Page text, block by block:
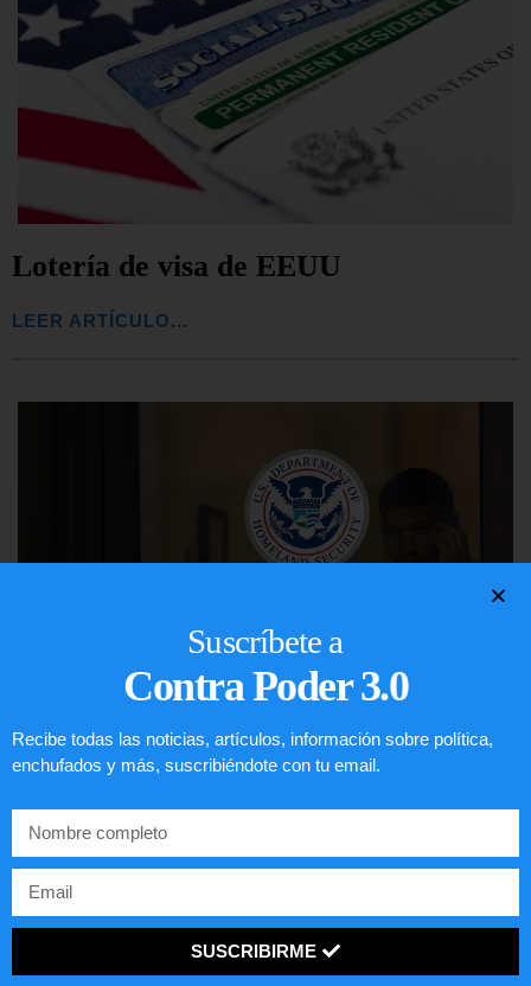
Lotería de visa de EEUU
LEER ARTÍCULO...
Comunistas no son bienvenidos en
LEER ARTÍCULO...
Suscríbete a
Contra Poder 3.0
Recibe todas las noticias, artículos, información sobre política,
enchufados y más, suscribiéndote con tu email.
SUSCRIBIRME